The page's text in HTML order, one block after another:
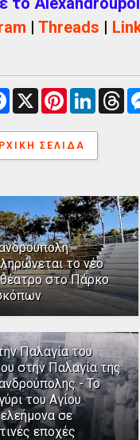
| Threads |
F
e
b
o
X
P
t
e
r
t
L
k
d
T
ΣΕΛΊΔΑ
το νέο
στο Πάρκο
Παλαγία του
στην Παλαγία της
- Το
του Αγίου
σε
εποχές